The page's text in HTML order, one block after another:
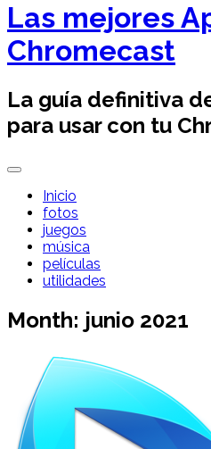
Las mejores
Chromecast
La guía definitiva
para usar con tu
Inicio
fotos
juegos
música
películas
utilidades
Month: junio 2021